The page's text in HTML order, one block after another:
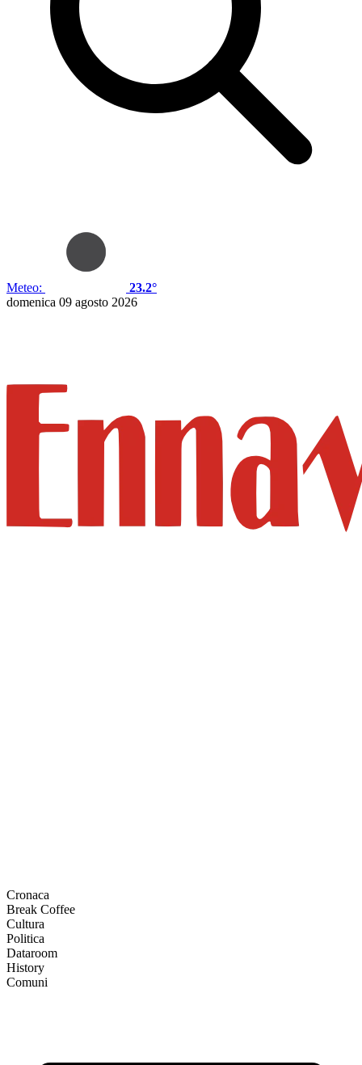
Meteo:
23.2°
domenica 09 agosto 2026
Cronaca
Break Coffee
Cultura
Politica
Dataroom
History
Comuni